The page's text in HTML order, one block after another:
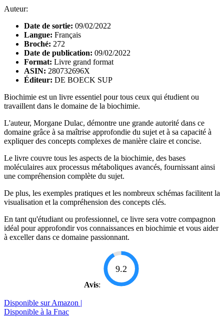
Auteur:
Date de sortie: 09/02/2022
Langue: Français
Broché: 272
Date de publication: 09/02/2022
Format: Livre grand format
ASIN: 280732696X
Éditeur: DE BOECK SUP
Biochimie est un livre essentiel pour tous ceux qui étudient ou
travaillent dans le domaine de la biochimie.
L'auteur, Morgane Dulac, démontre une grande autorité dans ce
domaine grâce à sa maîtrise approfondie du sujet et à sa capacité à
expliquer des concepts complexes de manière claire et concise.
Le livre couvre tous les aspects de la biochimie, des bases
moléculaires aux processus métaboliques avancés, fournissant ainsi
une compréhension complète du sujet.
De plus, les exemples pratiques et les nombreux schémas facilitent la
visualisation et la compréhension des concepts clés.
En tant qu'étudiant ou professionnel, ce livre sera votre compagnon
idéal pour approfondir vos connaissances en biochimie et vous aider
à exceller dans ce domaine passionnant.
Avis:
9.2
Disponible sur Amazon |
Disponible à la Fnac